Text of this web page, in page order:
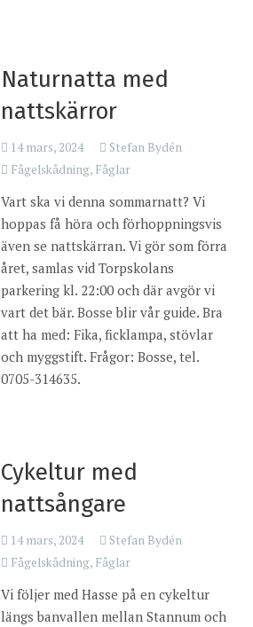
Naturnatta med
nattskärror
14 mars, 2024
Stefan Bydén
Fågelskådning, Fåglar
Vart ska vi denna sommarnatt? Vi
hoppas få höra och förhoppningsvis
även se nattskärran. Vi gör som förra
året, samlas vid Torpskolans
parkering kl. 22:00 och där avgör vi
vart det bär. Bosse blir vår guide. Bra
att ha med: Fika, ficklampa, stövlar
och myggstift. Frågor: Bosse, tel.
0705-314635.
Cykeltur med
nattsångare
14 mars, 2024
Stefan Bydén
Fågelskådning, Fåglar
Vi följer med Hasse på en cykeltur
längs banvallen mellan Stannum och